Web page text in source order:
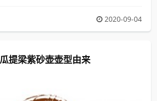
2020-09-04
提梁紫砂壶壶型由来